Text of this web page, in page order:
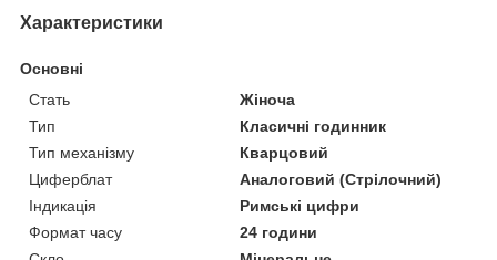
Характеристики
Основні
Стать
Жіноча
Тип
Класичні годинник
Тип механізму
Кварцовий
Циферблат
Аналоговий (Стрілочний)
Індикація
Римські цифри
Формат часу
24 години